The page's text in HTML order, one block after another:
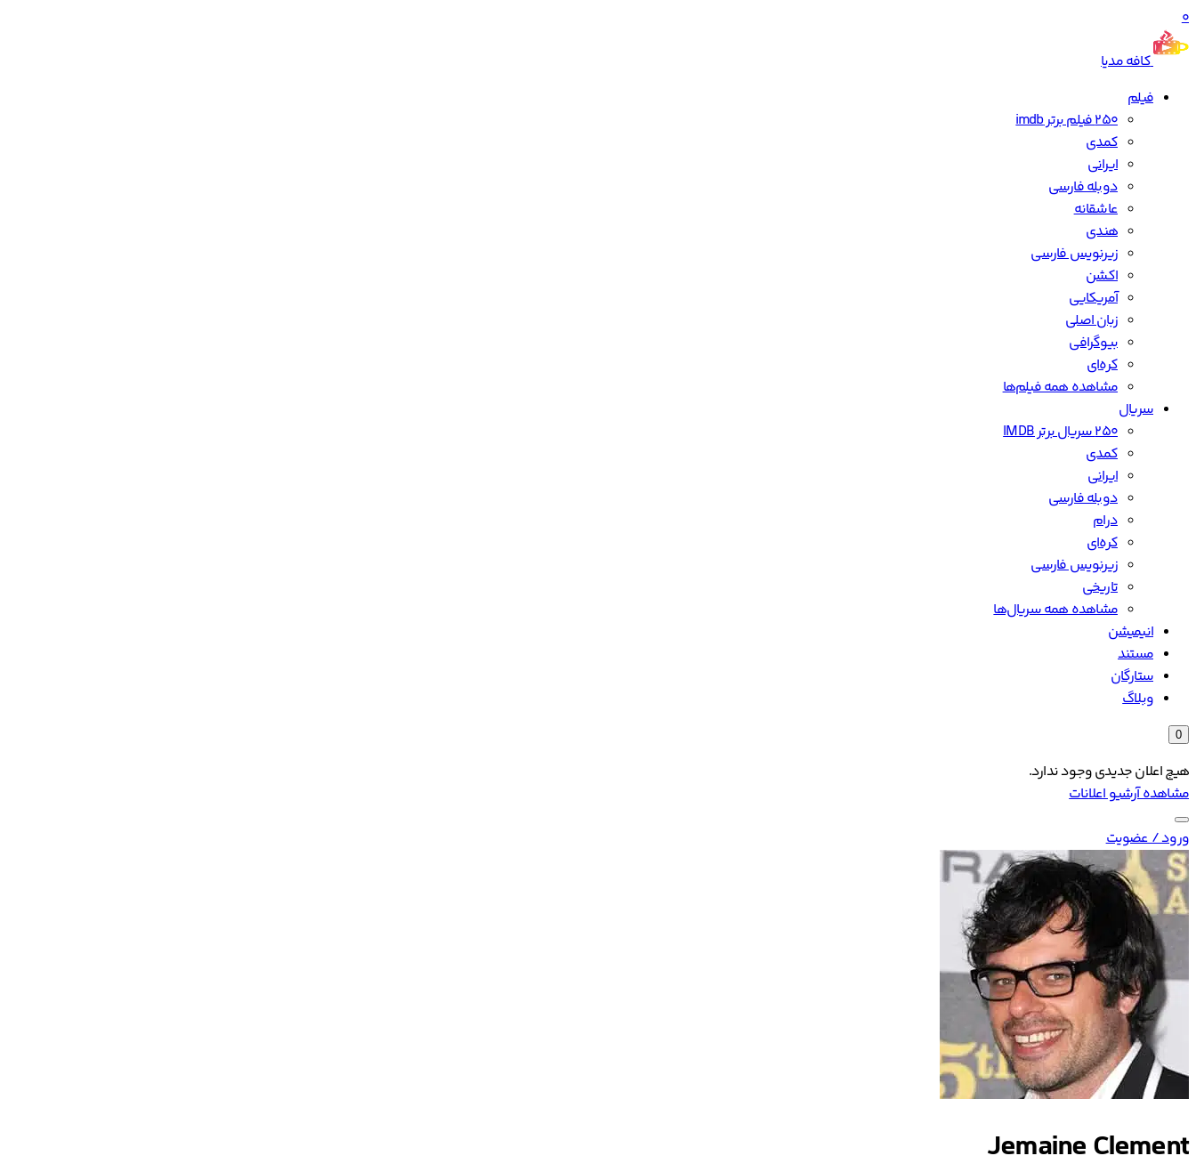
0
کافه مدیا
فیلم
250 فیلم برتر imdb
کمدی
ایرانی
دوبله فارسی
عاشقانه
هندی
زیرنویس فارسی
اکشن
آمریکایی
زبان اصلی
بیوگرافی
کره‌ای
مشاهده همه فیلم‌ها
سریال
۲۵۰ سریال برتر IMDB
کمدی
ایرانی
دوبله فارسی
درام
کره‌ای
زیرنویس فارسی
تاریخی
مشاهده همه سریال‌ها
انیمیشن
مستند
ستارگان
وبلاگ
0
هیچ اعلان جدیدی وجود ندارد.
مشاهده آرشیو اعلانات
ورود / عضویت
Jemaine Clement